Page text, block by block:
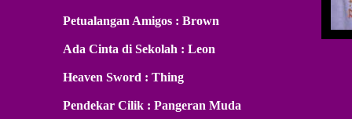
Petualangan Amigos : Brown
Ada Cinta di Sekolah : Leon
Heaven Sword : Thing
Pendekar Cilik : Pangeran Muda